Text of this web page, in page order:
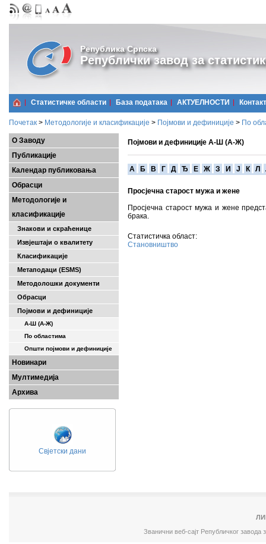
Република Српска
Републички завод за
Статистичке области Базa података АКТУЕЛНОСТИ Контакт
Почетак > Методологије и класификације > Појмови и дефиниције > По
О Заводу
Публикације
Календар публиковања
Обрасци
Методологије и
класификације
Знакови и скраћенице
Извјештаји о квалитету
Класификације
Метаподаци (ESMS)
Методолошки документи
Обрасци
Појмови и дефиниције
А-Ш (A-Ж)
По областима
Општи појмови и дефиниције
Новинари
Мултимедија
Архива
Свјетски дани
Појмови и дефиниције А-Ш (А-Ж)
A Б В Г Д Ђ Е Ж З И Ј К Л
Просјечна старост мужа и жене
Просјечна старост мужа и жене
брака.
Статистичка област:
Становништво
Званични веб-сајт Републичког